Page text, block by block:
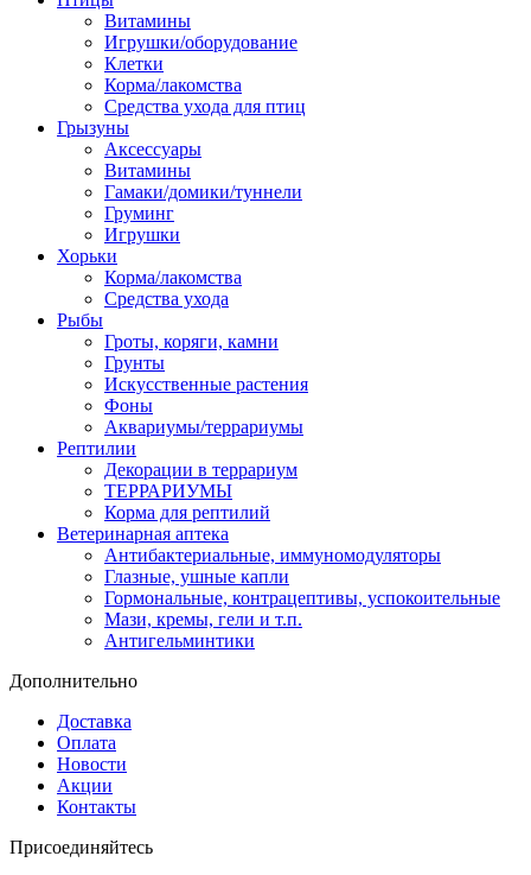
Витамины
Игрушки/оборудование
Клетки
Корма/лакомства
Средства ухода для птиц
Грызуны
Аксессуары
Витамины
Гамаки/домики/туннели
Груминг
Игрушки
Хорьки
Корма/лакомства
Средства ухода
Рыбы
Гроты, коряги, камни
Грунты
Искусственные растения
Фоны
Аквариумы/террариумы
Рептилии
Декорации в террариум
ТЕРРАРИУМЫ
Корма для рептилий
Ветеринарная аптека
Антибактериальные, иммуномодуляторы
Глазные, ушные капли
Гормональные, контрацептивы, успокоительные
Мази, кремы, гели и т.п.
Антигельминтики
Дополнительно
Доставка
Оплата
Новости
Акции
Контакты
Присоединяйтесь